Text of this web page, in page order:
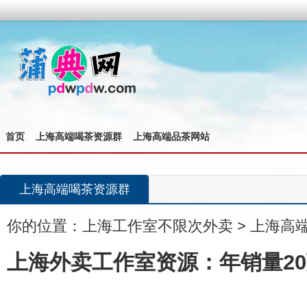
首页 上海高端喝茶资源群 上海高端品茶网站
上海高端喝茶资源群
你的位置： 上海工作室不限次外卖 > 上海高
上海外卖工作室资源：年销量